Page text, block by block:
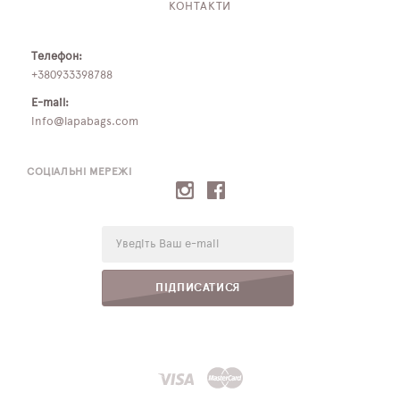
СОЦІАЛЬНІ МЕРЕЖІ
ПІДПИСАТИСЯ
КОНТАКТИ
Телефон:
+380933398788
E-mail:
info@lapabags.com